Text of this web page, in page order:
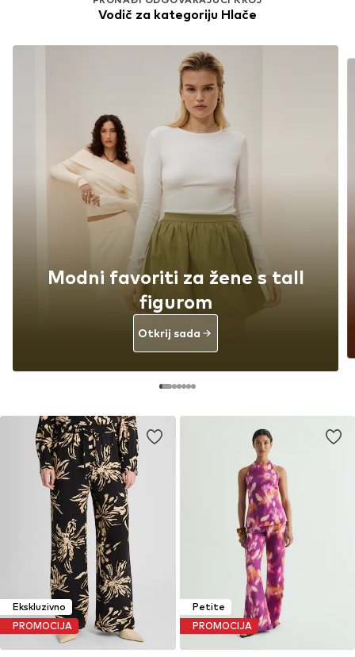
Ekskluzivno
PROMOCIJA
Petite
PROMOCIJA
Vodič za kategoriju Hlače
Modni favoriti za žene s tall
figurom
Otkrij sada